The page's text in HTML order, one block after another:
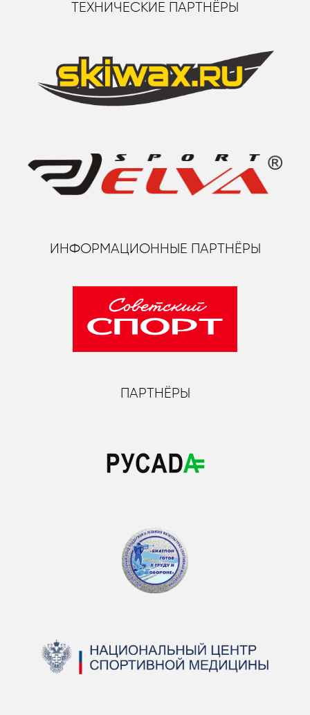
ТЕХНИЧЕСКИЕ ПАРТНЁРЫ
ИНФОРМАЦИОННЫЕ ПАРТНЁРЫ
ПАРТНЁРЫ